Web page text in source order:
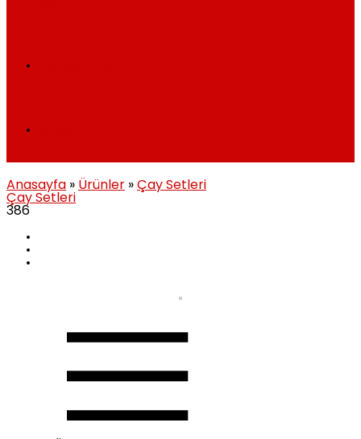
Anasayfa » Ürünler » Çay Setleri
Çay Setleri
386